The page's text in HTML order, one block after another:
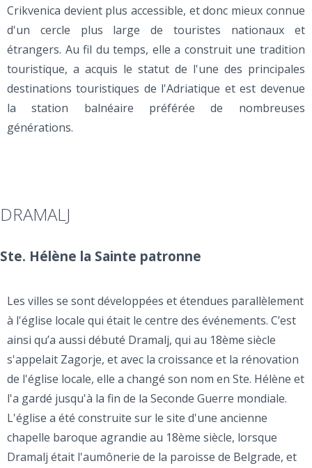
Crikvenica devient plus accessible, et donc mieux connue
d'un cercle plus large de touristes nationaux et
étrangers. Au fil du temps, elle a construit une tradition
touristique, a acquis le statut de l'une des principales
destinations touristiques de l'Adriatique et est devenue
la station balnéaire préférée de nombreuses
générations.
DRAMALJ
Ste. Hélène la Sainte patronne
Les villes se sont développées et étendues parallèlement
à l'église locale qui était le centre des événements. C’est
ainsi qu’a aussi débuté Dramalj, qui au 18ème siècle
s'appelait Zagorje, et avec la croissance et la rénovation
de l'église locale, elle a changé son nom en Ste. Hélène et
l'a gardé jusqu'à la fin de la Seconde Guerre mondiale.
L'église a été construite sur le site d'une ancienne
chapelle baroque agrandie au 18ème siècle, lorsque
Dramalj était l'aumônerie de la paroisse de Belgrade, et